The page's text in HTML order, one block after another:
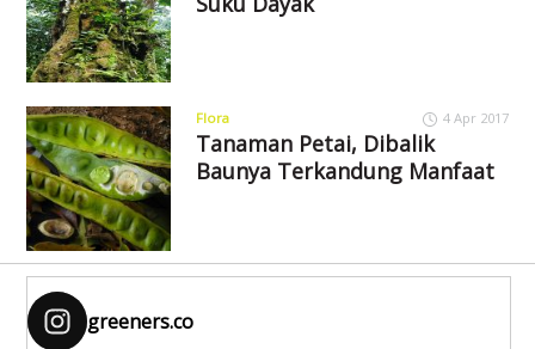
Flora 4 Apr 2017
Tanaman Petai, Dibalik
Baunya Terkandung Manfaat
greeners.co